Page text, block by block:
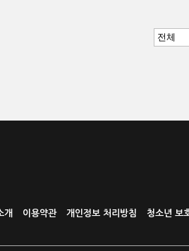
개 이용약관 개인정보 처리방침 청소년 보